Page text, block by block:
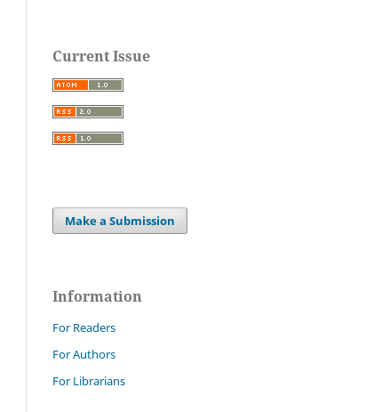
Current Issue
Make a Submission
Information
For Readers
For Authors
For Librarians